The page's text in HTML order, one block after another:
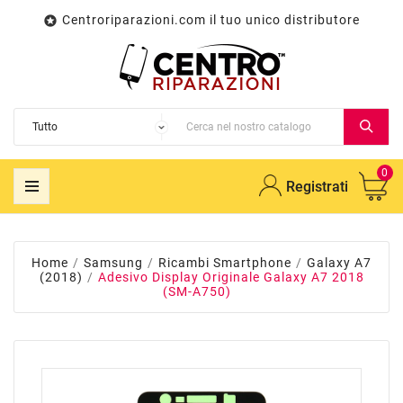
 Centroriparazioni.com il tuo unico distributore
Registrati
0
Home Samsung Ricambi Smartphone
Galaxy A7
(2018)
Adesivo Display Originale Galaxy A7 2018
(SM-A750)